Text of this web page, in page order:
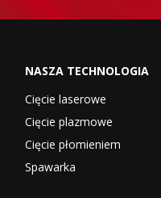
NASZA TECHNOLOGIA
Cięcie laserowe
Cięcie plazmowe
Cięcie płomieniem
Spawarka